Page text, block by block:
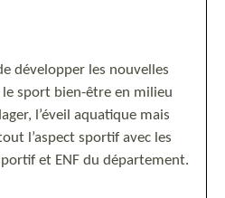
développer les nouvelles
sport bien-être en milieu
l’éveil aquatique mais
l’aspect sportif avec les
et ENF du département.